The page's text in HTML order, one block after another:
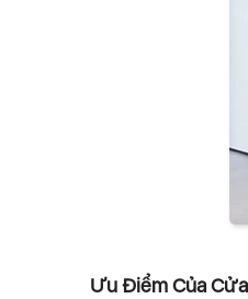
Ưu Điểm Của